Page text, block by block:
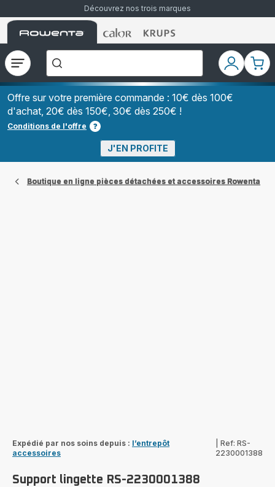
Découvrez nos trois marques
Accueil
Rowenta
Accueil
Rowenta
Accueil
Rowenta
Ouvrir
le
menu
recherchez-
vous
?","Aspirateurs
à
Grains","Centrales
Vapeurs","Sèche
Cheveux"]
Mon
compte
Mon
Offre sur votre première commande : 10€ dès 100€
d'achat, 20€ dès 150€, 30€ dès 250€ !
Conditions de l'offre
J'EN PROFITE
Boutique en ligne pièces détachées et accessoires Rowenta
Expédié par nos soins depuis : l’entrepôt
accessoires
Ref: RS-
2230001388
Support lingette RS-2230001388